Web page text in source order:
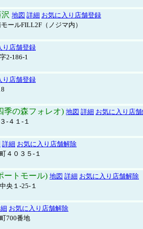
地図 詳細 お気に入り店舗登録
ールFILL2F（ノジマ内）
り店舗登録
2-186-1
り店舗登録
季の森フォレオ) 地図 詳細 お気に入り店
-４１-１
詳細 お気に入り店舗解除
４０３５-１
ートモール) 地図 詳細 お気に入り店舗解除
央１-25-１
お気に入り店舗解除
700番地